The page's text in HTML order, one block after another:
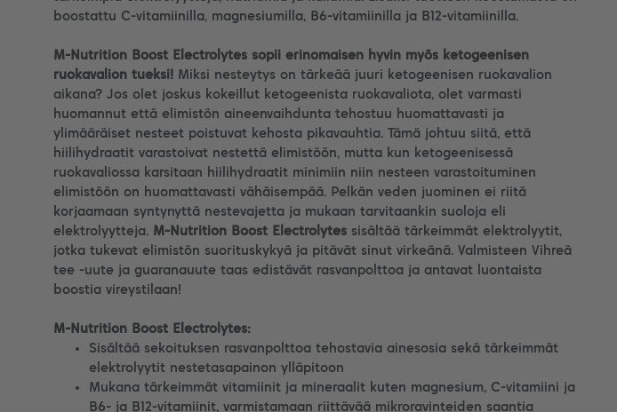
boostattu C-vitamiinilla, magnesiumilla, B6-vitamiinilla ja B12-vitamiinilla.
M-Nutrition Boost Electrolytes sopii erinomaisen hyvin myös ketogeenisen
ruokavalion tueksi! Miksi nesteytys on tärkeää juuri ketogeenisen ruokavalion
aikana? Jos olet joskus kokeillut ketogeenista ruokavaliota, olet varmasti
huomannut että elimistön aineenvaihdunta tehostuu huomattavasti ja
ylimääräiset nesteet poistuvat kehosta pikavauhtia. Tämä johtuu siitä, että
hiilihydraatit varastoivat nestettä elimistöön, mutta kun ketogeenisessä
ruokavaliossa karsitaan hiilihydraatit minimiin niin nesteen varastoituminen
elimistöön on huomattavasti vähäisempää. Pelkän veden juominen ei riitä
korjaamaan syntynyttä nestevajetta ja mukaan tarvitaankin suoloja eli
elektrolyytteja. M-Nutrition Boost Electrolytes sisältää tärkeimmät elektrolyytit,
jotka tukevat elimistön suorituskykyä ja pitävät sinut virkeänä. Valmisteen Vihreä
tee -uute ja guaranauute taas edistävät rasvanpolttoa ja antavat luontaista
boostia vireystilaan!
M-Nutrition Boost Electrolytes:
Sisältää sekoituksen rasvanpolttoa tehostavia ainesosia sekä tärkeimmät
elektrolyytit nestetasapainon ylläpitoon
Mukana tärkeimmät vitamiinit ja mineraalit kuten magnesium, C-vitamiini ja
B6- ja B12-vitamiinit, varmistamaan riittävää mikroravinteiden saantia